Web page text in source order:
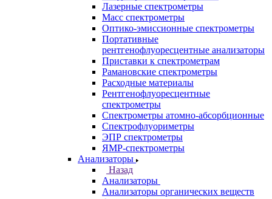
Аналитическое оборудование
Назад
Аналитическое оборудование
Спектрометры
Назад
Спектрометры
Автоматические Дозаторы
Атомно-Эмиссионные спектрометры
ВИД спектрофотометры
Дополнительное оборудование для
ААС
ИК-Фурье спектрометры
Инфракрасные микроскопы
Лазерные спектрометры
Масс спектрометры
Оптико-эмиссионные спектрометры
Портативные
рентгенофлуоресцентные анализаторы